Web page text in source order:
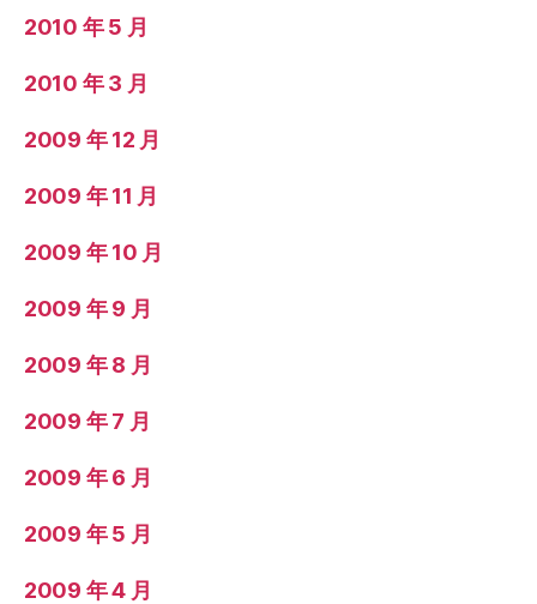
2010 年 5 月
2010 年 3 月
2009 年 12 月
2009 年 11 月
2009 年 10 月
2009 年 9 月
2009 年 8 月
2009 年 7 月
2009 年 6 月
2009 年 5 月
2009 年 4 月